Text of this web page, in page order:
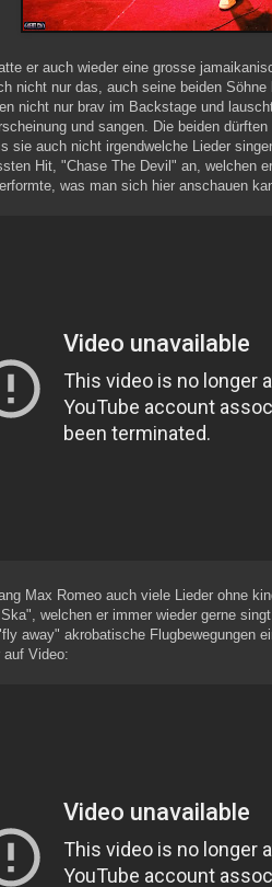
er auch wieder eine grosse
nicht nur das, auch seine beiden
nicht nur brav im Backstage und
und sangen. Die beiden
sie auch nicht irgendwelche Lieder
Hit, "Chase The Devil" an, welchen
was man sich hier anschauen
Max Romeo auch viele Lieder ohne
welchen er immer wieder gerne
away" akrobatische Flugbewegungen
Video: